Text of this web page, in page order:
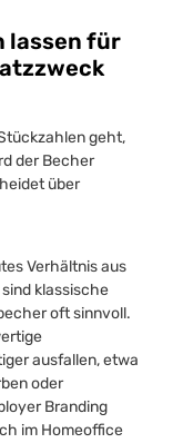
lassen für
geht,
der Becher
über
Verhältnis aus
klassische
oft sinnvoll.
ausfallen, etwa
oder
Branding
im Homeoffice